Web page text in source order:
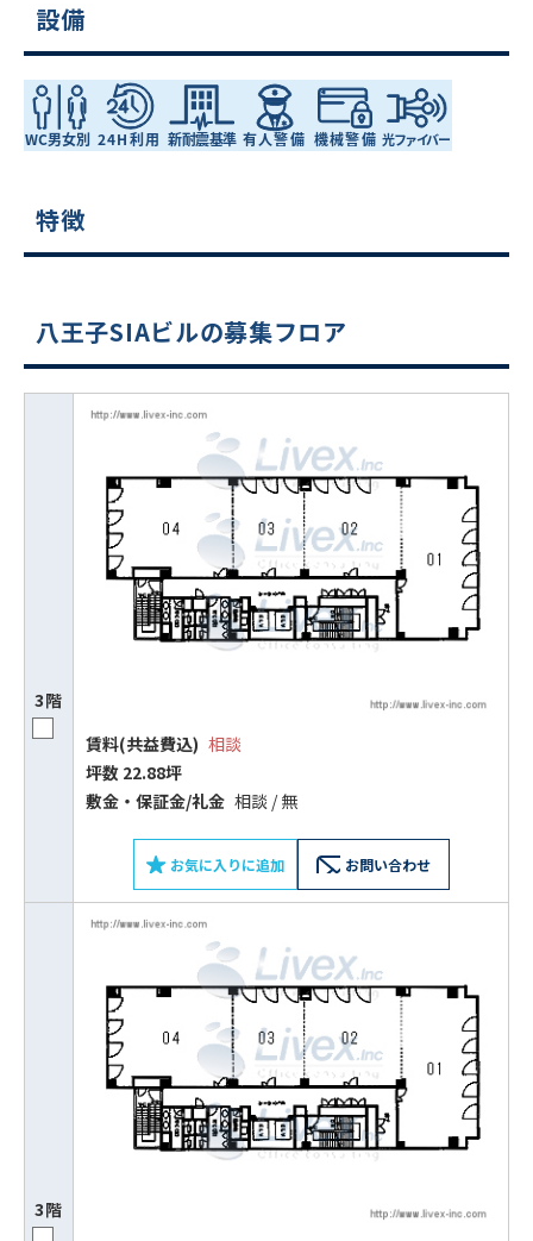
設備
特徴
八王子SIAビルの募集フロア
3階
賃料(共益費込) 相談
坪数 22.88坪
敷⾦‧保証⾦/礼⾦ 相談 / 無
お気に入りに追加 お問い合わせ
3階